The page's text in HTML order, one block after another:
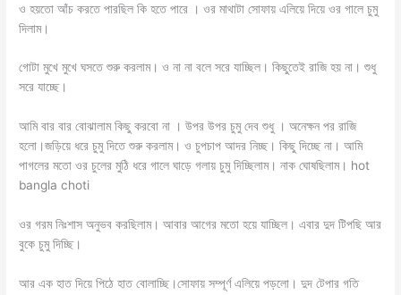
ও হয়তো আঁচ করতে পারছিল কি হতে পারে । ওর মাথাটা সোফায় এলিয়ে দিয়ে ওর গালে চুমু
দিলাম।
গোটা মুখে মুখে ঘসতে শুরু করলাম। ও না না বলে সরে যাচ্ছিল। কিছুতেই রাজি হয় না। শুধু
সরে যাচ্ছে।
আমি বার বার বোঝালাম কিছু করবো না । উপর উপর চুমু দেব শুধু । অনেক্ষন পর রাজি
হলো।জড়িয়ে ধরে চুমু দিতে শুরু করলাম। ও চুপচাপ আদর নিচ্ছ। কিছু দিচ্ছে না। আমি
পাগলের মতো ওর চুলের মুঠি ধরে গালে ঘাড়ে গলায় চুমু দিচ্ছিলাম। নাক ঘোষছিলাম। hot
bangla choti
ওর গরম নিঃশাস অনুভব করছিলাম। আবার আগের মতো হয়ে যাচ্ছিল। এবার দুদ টিপছি আর
বুকে চুমু দিচ্ছি।
আর এক হাত দিয়ে পিঠে হাত বোলাচ্ছি।সোফায় সম্পূর্ণ এলিয়ে পড়লো। দুদ টেপার গতি